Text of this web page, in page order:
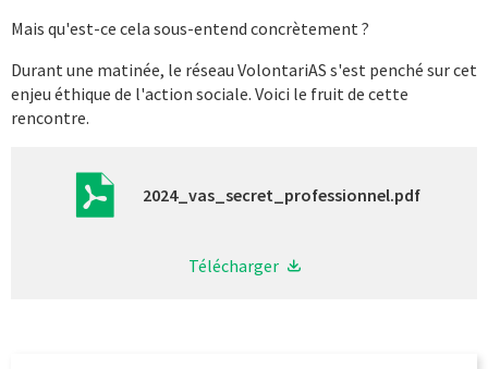
Mais qu'est-ce cela sous-entend concrètement ?
Durant une matinée, le réseau VolontariAS s'est penché sur cet
enjeu éthique de l'action sociale. Voici le fruit de cette
rencontre.
2024_vas_secret_professionnel.pdf
Télécharger